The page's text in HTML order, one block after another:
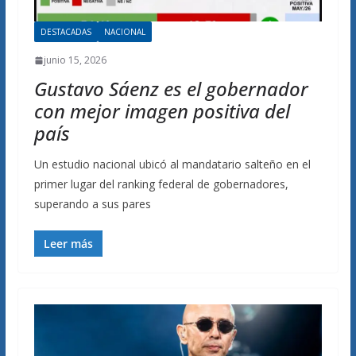
DESTACADAS NACIONAL
junio 15, 2026
Gustavo Sáenz es el gobernador
con mejor imagen positiva del
país
Un estudio nacional ubicó al mandatario salteño en el
primer lugar del ranking federal de gobernadores,
superando a sus pares
Leer más